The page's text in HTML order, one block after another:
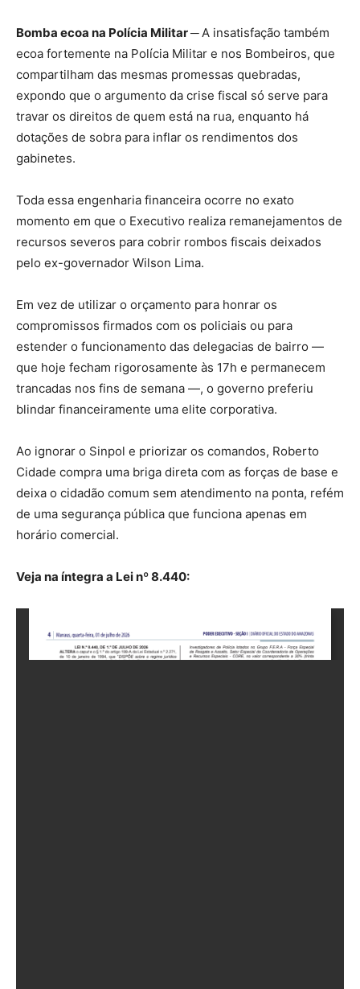
Bomba ecoa na Polícia Militar ─A insatisfação também
ecoa fortemente na Polícia Militar e nos Bombeiros, que
compartilham das mesmas promessas quebradas,
expondo que o argumento da crise fiscal só serve para
travar os direitos de quem está na rua, enquanto há
dotações de sobra para inflar os rendimentos dos
gabinetes.
Toda essa engenharia financeira ocorre no exato
momento em que o Executivo realiza remanejamentos de
recursos severos para cobrir rombos fiscais deixados
pelo ex-governador Wilson Lima.
Em vez de utilizar o orçamento para honrar os
compromissos firmados com os policiais ou para
estender o funcionamento das delegacias de bairro —
que hoje fecham rigorosamente às 17h e permanecem
trancadas nos fins de semana —, o governo preferiu
blindar financeiramente uma elite corporativa.
Ao ignorar o Sinpol e priorizar os comandos, Roberto
Cidade compra uma briga direta com as forças de base e
deixa o cidadão comum sem atendimento na ponta, refém
de uma segurança pública que funciona apenas em
horário comercial.
Veja na íntegra a Lei nº 8.440: